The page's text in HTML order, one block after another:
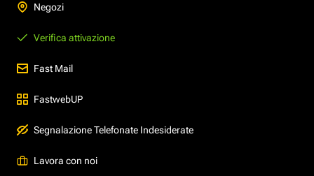
Negozi
Verifica attivazione
Fast Mail
FastwebUP
Segnalazione Telefonate Indesiderate
Lavora con noi